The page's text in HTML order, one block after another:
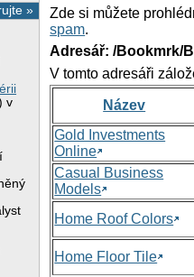
»
v
Zde si můžete
spam.
Adresář: /Bookmrk/
V tomto adresáři
Název
Gold Investments
Online
Casual Business
Models
Home Roof Colors
Home Floor Tile